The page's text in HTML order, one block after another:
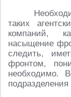
таких
компаний,
насыщение
следить,
фронтом,
необходимо.